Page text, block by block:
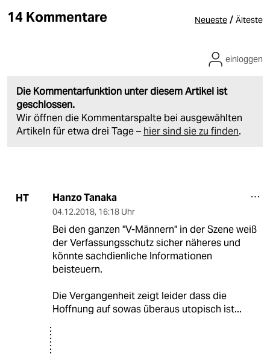
14 Kommentare Neueste / Älteste
Die Kommentarfunktion unter diesem Artikel ist
geschlossen.
Wir öffnen die Kommentarspalte bei ausgewählten
Artikeln für etwa drei Tage – hier sind sie zu finden.
einloggen
HT Hanzo Tanaka
04.12.2018, 16:18 Uhr
Bei den ganzen "V-Männern" in der Szene weiß
der Verfassungsschutz sicher näheres und
könnte sachdienliche Informationen
beisteuern.
Die Vergangenheit zeigt leider dass die
Hoffnung auf sowas überaus utopisch ist...